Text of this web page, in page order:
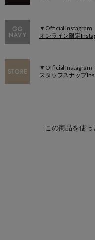
▼Official Instagram
オンライン限定
▼Official Instagram
スタッフスナップ